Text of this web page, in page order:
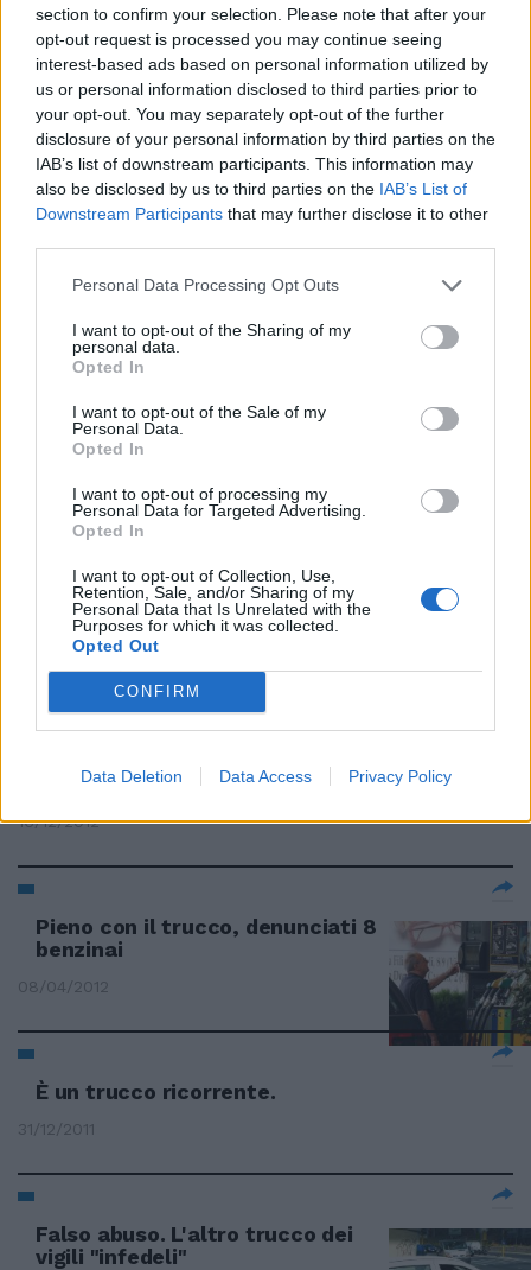
section to confirm your selection. Please note that after your
opt-out request is processed you may continue seeing
interest-based ads based on personal information utilized by
us or personal information disclosed to third parties prior to
your opt-out. You may separately opt-out of the further
disclosure of your personal information by third parties on the
IAB’s list of downstream participants. This information may
also be disclosed by us to third parties on the IAB’s List of
Downstream Participants that may further disclose it to other
Personal Data Processing Opt Outs
I want to opt-out of the Sharing of my
personal data.
Opted In
I want to opt-out of the Sale of my
Personal Data.
Opted In
I want to opt-out of processing my
Personal Data for Targeted Advertising.
Opted In
I want to opt-out of Collection, Use,
Retention, Sale, and/or Sharing of my
Personal Data that Is Unrelated with the
Purposes for which it was collected.
Opted Out
CONFIRM
Data Deletion Data Access Privacy Policy
ESPLOSIONE DI NUANCE
Il colore accende l'estate e fa
brillare il trucco
24/06/2018
ISOLA NAUFRAGHE & GUAI
Alessia Mancini-Cecilia
Capriotti, la verità sulla lite in
l'inferno"
29/04/2018
Trucco "intimo", così Kim
Kardashian si fa bella
01/01/2017
Tendenze: 7 consigli per un look
alla Marilyn Monroe
23/04/2015
Colpo grosso col trucco cinese.
Svanisce il cincillà
16/12/2012
Pieno con il trucco, denunciati 8
benzinai
08/04/2012
È un trucco ricorrente.
31/12/2011
Falso abuso. L'altro trucco dei
vigili "infedeli"